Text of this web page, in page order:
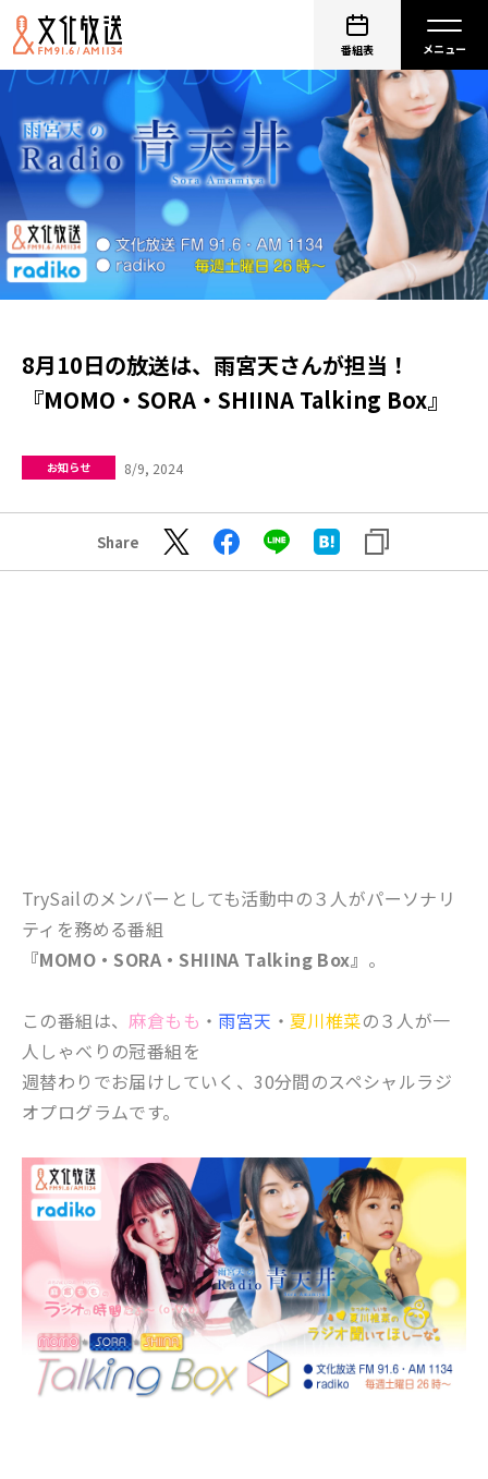
番組表
8月10日の放送は、雨宮天さんが担当！
『MOMO・SORA・SHIINA Talking Box』
お知らせ 8/9, 2024
Share
TrySailのメンバーとしても活動中の３人がパーソナリ
ティを務める番組
『MOMO・SORA・SHIINA Talking Box』 。
この番組は、麻倉もも ・ 雨宮天 ・ 夏川椎菜の３人が一
人しゃべりの冠番組を
週替わりでお届けしていく、30分間のスペシャルラジ
オプログラムです。